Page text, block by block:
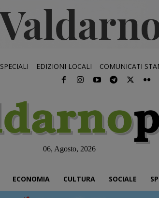
SPECIALI EDIZIONI LOCALI COMUNICATI
06, Agosto, 2026
ECONOMIA CULTURA SOCIALE